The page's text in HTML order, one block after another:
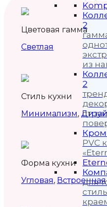
2
из
2
PVC
для
Цветовая гамма
Светлая
Стиль кухни
Минимализм,
Форма кухни
Угловая, Встроенная